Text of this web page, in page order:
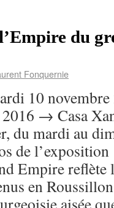
du
Fonquernie
10
→ Casa
du mardi au
de
Empire reflète
en
aisée